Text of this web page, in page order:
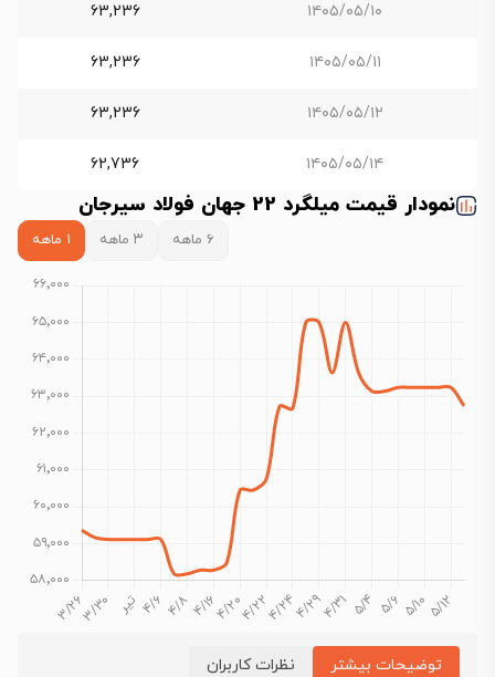
۱۴۰۵/۰۵/۱۰ 63,236
۱۴۰۵/۰۵/۱۱ 63,236
۱۴۰۵/۰۵/۱۲ 63,236
۱۴۰۵/۰۵/۱۴ 62,736
نمودار قیمت میلگرد 22 جهان فولاد سیرجان
۶ ماهه ۳ ماهه ۱ ماهه
توضیحات بیشتر نظرات کاربران